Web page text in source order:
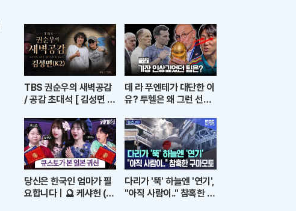
TBS 권순우의 새벽공감
/ 공감 초대석 [ 김성면 /
데 라 푸엔테가 대단한 이
유? 투헬은 왜 그런 선택
결산ㅣ개눈깔의 시선
당신은 한국인 엄마가 필
요합니다ㅣ🔮 케샤헌 (w.
다리가 '뚝' 하늘엔 '연기',
"아직 사람이.." 참혹한 구